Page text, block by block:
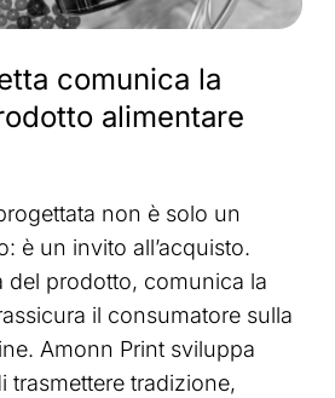
comunica la
alimentare
non è solo un
è un invito all’acquisto.
del prodotto, comunica la
il consumatore sulla
Amonn Print sviluppa
trasmettere tradizione,